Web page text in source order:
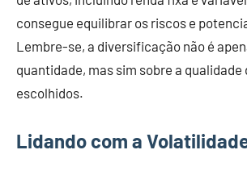
consegue equilibrar os riscos e
Lembre-se, a diversificação não é
quantidade, mas sim sobre a qualidade
escolhidos.
Lidando com a